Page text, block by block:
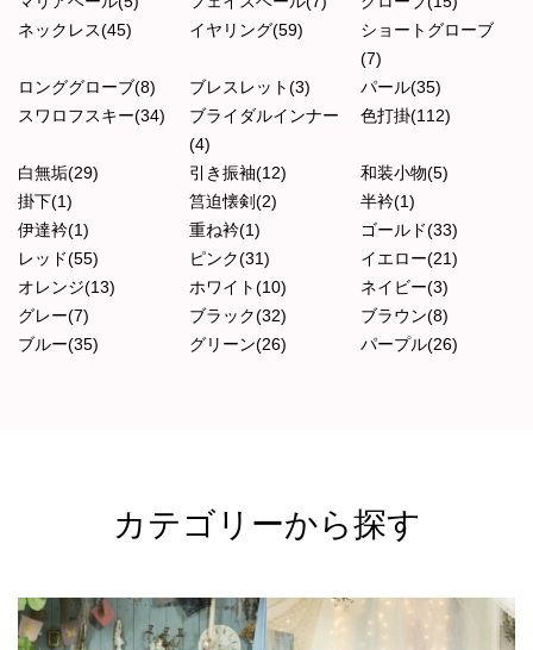
ネックレス(45)
イヤリング(59)
ショートグローブ
(7)
ロンググローブ(8)
ブレスレット(3)
パール(35)
スワロフスキー(34)
ブライダルインナー
(4)
色打掛(112)
白無垢(29) 引き振袖(12)
和装小物(5)
掛下(1)
筥迫懐剣(2)
半衿(1)
伊達衿(1)
重ね衿(1)
ゴールド(33)
レッド(55)
ピンク(31)
イエロー(21)
オレンジ(13)
ホワイト(10)
ネイビー(3)
グレー(7)
ブラック(32)
ブラウン(8)
ブルー(35)
グリーン(26) パープル(26)
カテゴリーから探す